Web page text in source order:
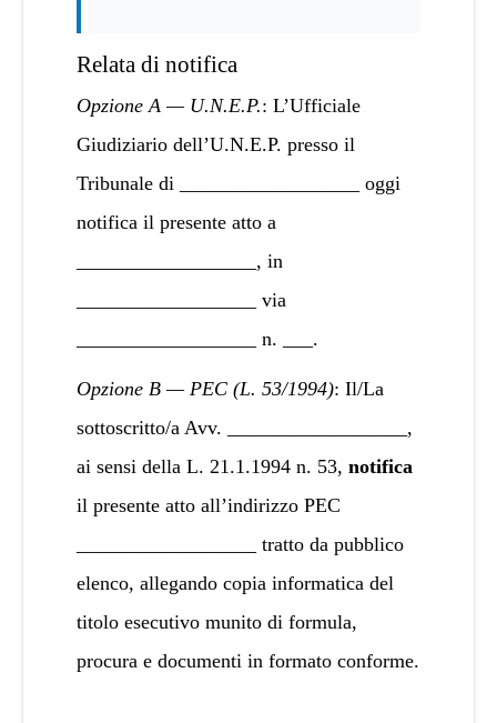
Relata di notifica
Opzione A — U.N.E.P.: L’Ufficiale
Giudiziario dell’U.N.E.P. presso il
Tribunale di __________________ oggi
notifica il presente atto a
__________________, in
__________________ via
__________________ n. ___.
Opzione B — PEC (L. 53/1994): Il/La
sottoscritto/a Avv. __________________,
ai sensi della L. 21.1.1994 n. 53, notifica
il presente atto all’indirizzo PEC
__________________ tratto da pubblico
elenco, allegando copia informatica del
titolo esecutivo munito di formula,
procura e documenti in formato conforme.